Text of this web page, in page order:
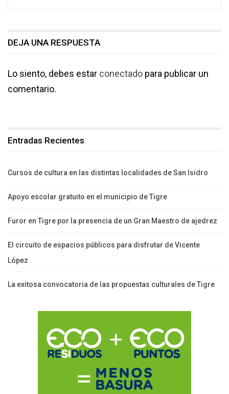
DEJA UNA RESPUESTA
Lo siento, debes estar conectado para publicar un
comentario.
Entradas Recientes
Cursos de cultura en las distintas localidades de San Isidro
Apoyo escolar gratuito en el municipio de Tigre
Furor en Tigre por la presencia de un Gran Maestro de ajedrez
El circuito de espacios públicos para disfrutar de Vicente
López
La exitosa convocatoria de las propuestas culturales de Tigre